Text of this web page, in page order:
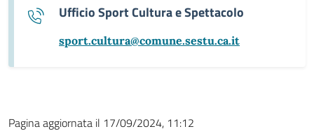
Ufficio Sport Cultura e Spettacolo
sport.cultura@comune.sestu.ca.it
Pagina aggiornata il 17/09/2024, 11:12